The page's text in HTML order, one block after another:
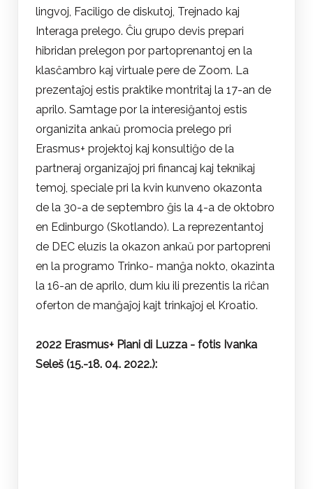
lingvoj, Faciligo de diskutoj, Trejnado kaj
Interaga prelego. Ĉiu grupo devis prepari
hibridan prelegon por partoprenantoj en la
klasĉambro kaj virtuale pere de Zoom. La
prezentaĵoj estis praktike montritaj la 17-an de
aprilo. Samtage por la interesiĝantoj estis
organizita ankaŭ promocia prelego pri
Erasmus+ projektoj kaj konsultiĝo de la
partneraj organizaĵoj pri financaj kaj teknikaj
temoj, speciale pri la kvin kunveno okazonta
de la 30-a de septembro ĝis la 4-a de oktobro
en Edinburgo (Skotlando). La reprezentantoj
de DEC eluzis la okazon ankaŭ por partopreni
en la programo Trinko- manĝa nokto, okazinta
la 16-an de aprilo, dum kiu ili prezentis la riĉan
oferton de manĝaĵoj kajt trinkaĵoj el Kroatio.
2022 Erasmus+ Piani di Luzza - fotis Ivanka
Seleš (15.-18. 04. 2022.):